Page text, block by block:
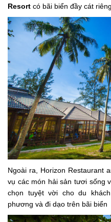
Resort có bãi biển đầy cát
Ngoài ra, Horizon Restaurant
vụ các món hải sản tươi sống
chọn tuyệt vời cho du
phương và đi dạo trên bãi biển